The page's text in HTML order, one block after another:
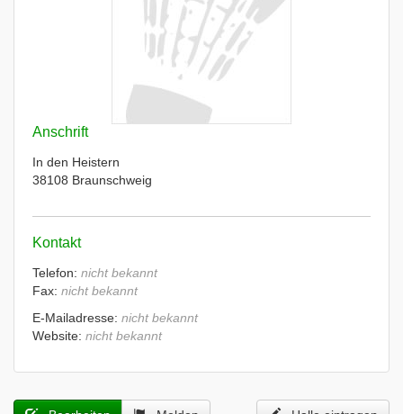
Anschrift
In den Heistern
38108 Braunschweig
Kontakt
Telefon: nicht bekannt
Fax: nicht bekannt
E-Mailadresse: nicht bekannt
Website: nicht bekannt